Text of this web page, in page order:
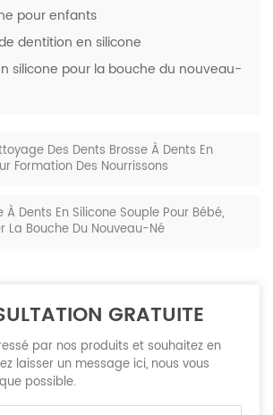
pour enfants
dentition en silicone
silicone pour la bouche du nouveau-
Des Dents Brosse À Dents En
Formation Des Nourrissons
À Dents En Silicone Souple Pour Bébé,
La Bouche Du Nouveau-Né
GRATUITE
par nos produits et souhaitez en
laisser un message ici, nous vous
possible.